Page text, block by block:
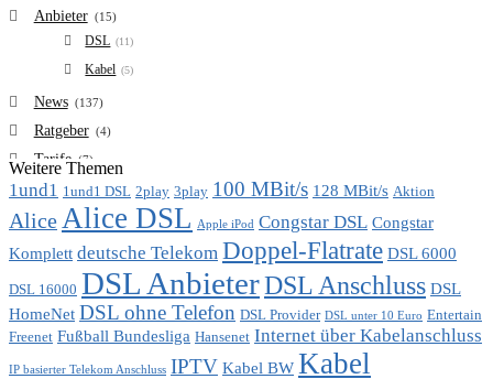
Anbieter (15)
DSL (11)
Kabel (5)
News (137)
Ratgeber (4)
Tarife (7)
VDSL (6)
Vergleich (7)
Weitere Themen
1und1 1und1 DSL 2play 3play 100 MBit/s 128 MBit/s Aktion
AliceAlice DSL Apple iPod Congstar DSL Congstar
Komplett deutsche Telekom Doppel-Flatrate DSL 6000
DSL 16000 DSL AnbieterDSL Anschluss DSL
HomeNet DSL ohne Telefon DSL Provider DSL unter 10 Euro Entertain
Freenet Fußball Bundesliga Hansenet Internet über Kabelanschluss
IP basierter Telekom Anschluss IPTV Kabel BW Kabel